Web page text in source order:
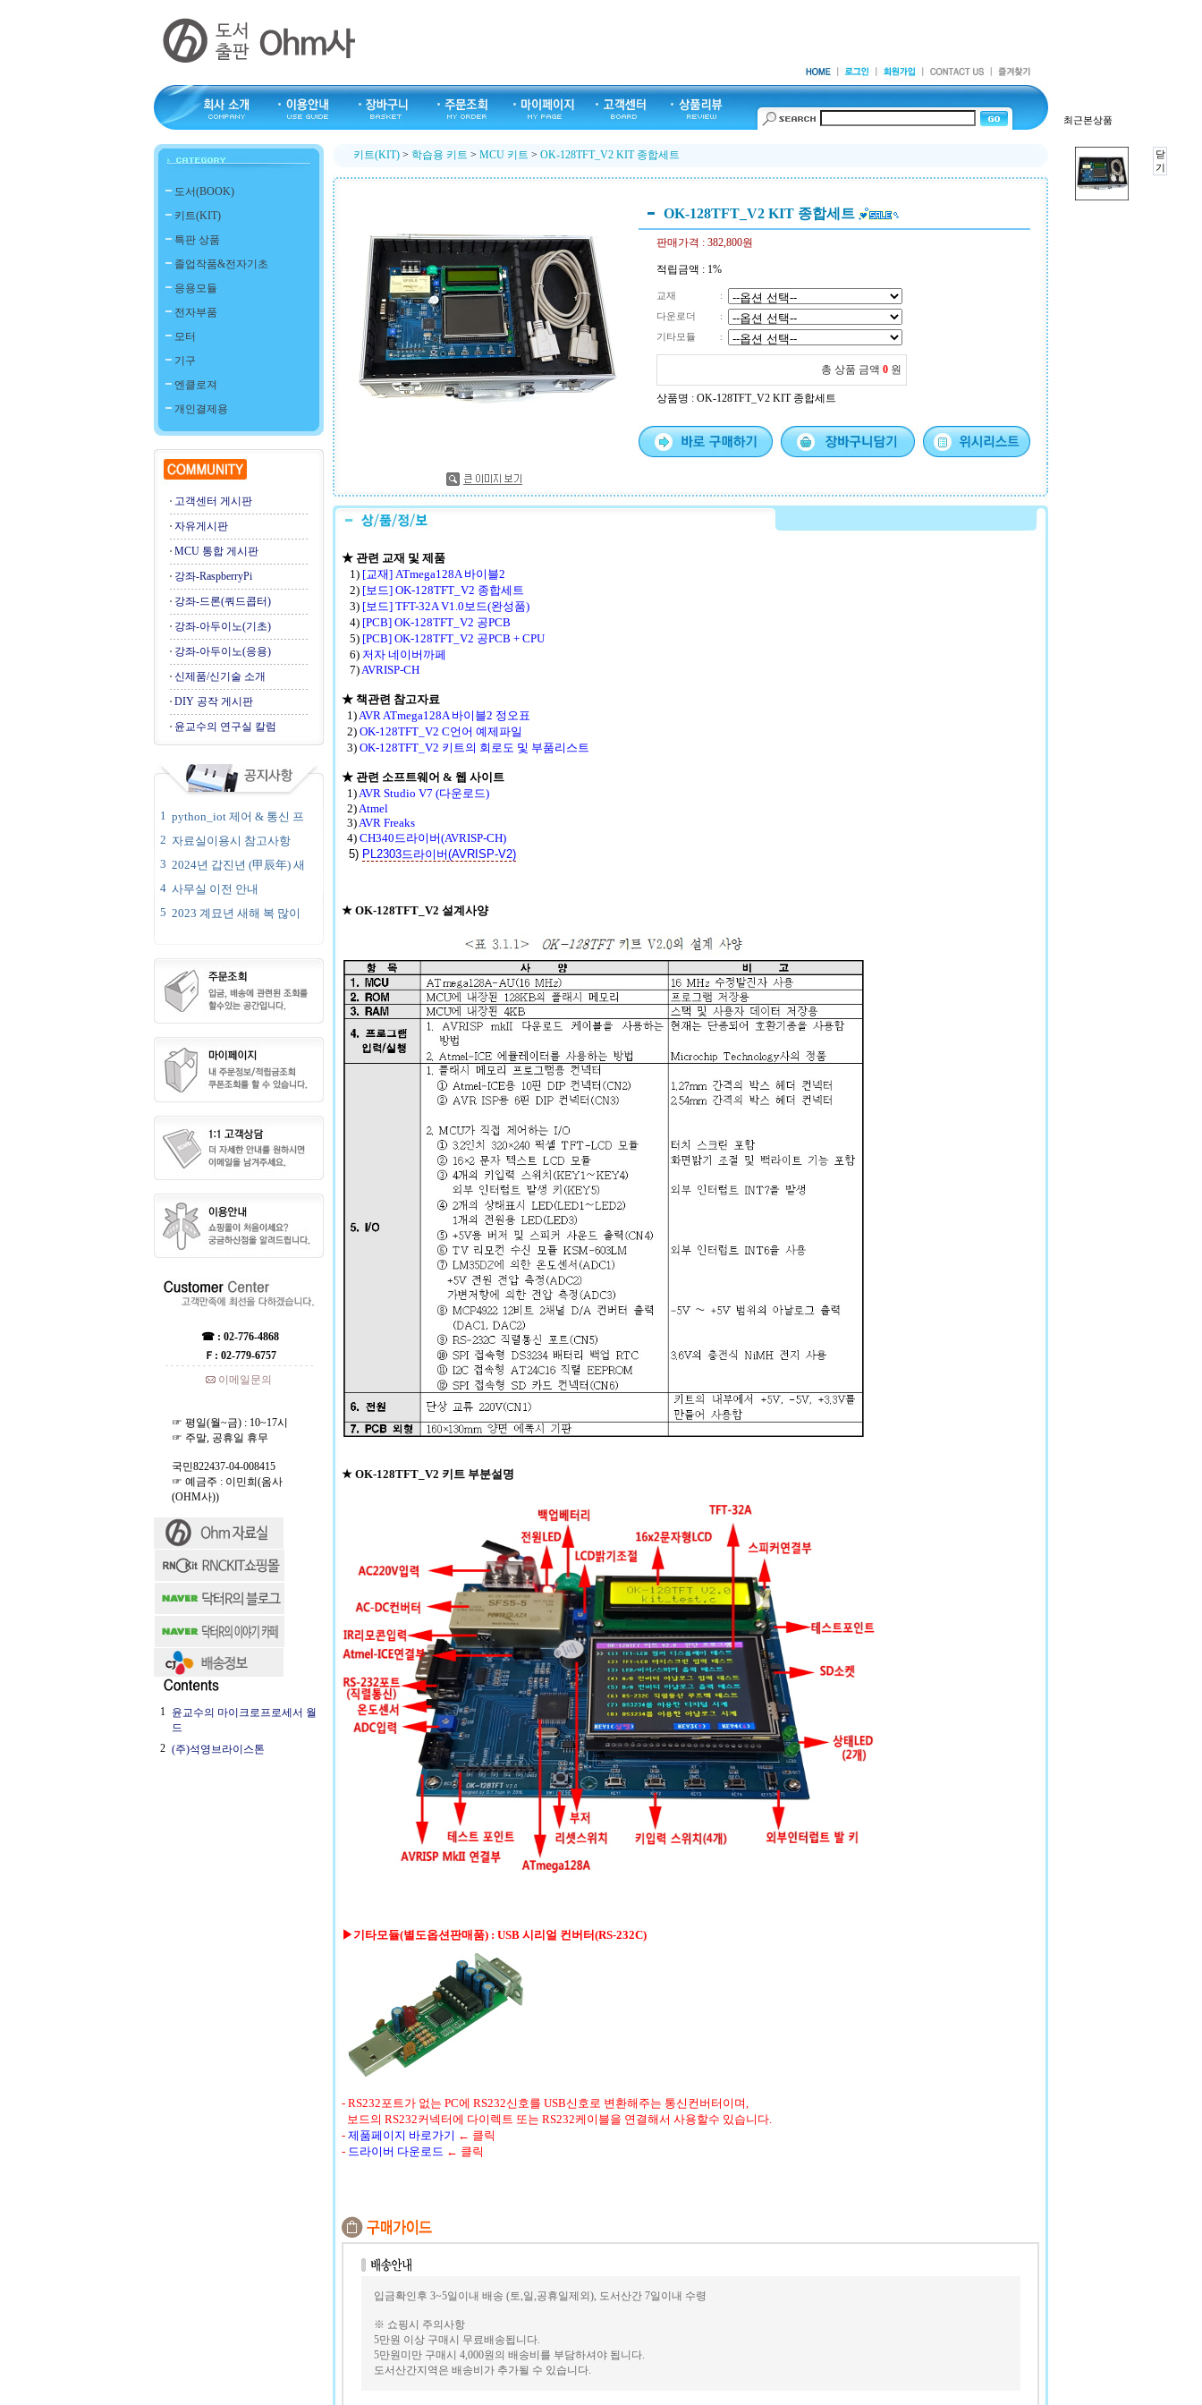
도서(BOOK)
키트(KIT)
특판 상품
졸업작품&전자기초
응용모듈
전자부품
모터
기구
엔클로져
개인결제용
고객센터 게시판
자유게시판
MCU 통합 게시판
강좌-RaspberryPi
강좌-드론(쿼드콥터)
강좌-아두이노(기초)
강좌-아두이노(응용)
신제품/신기술 소개
DIY 공작 게시판
윤교수의 연구실 칼럼
1 python_iot 제어 & 통신 프
2 자료실이용시 참고사항
3 2024년 갑진년 (甲辰年) 새
4 사무실 이전 안내
5 2023 계묘년 새해 복 많이
☎ : 02-776-4868
Ｆ: 02-779-6757
이메일문의
☞ 평일(월~금) : 10~17시
☞ 주말, 공휴일 휴무
국민822437-04-008415
☞ 예금주 : 이민희(옴사
(OHM사))
1 윤교수의 마이크로프로세서 월
드
2 (주)석영브라이스톤
키트(KIT) > 학습용 키트 > MCU 키트 > OK-128TFT_V2 KIT 종합세트
OK-128TFT_V2 KIT 종합세트
판매가격 : 382,800원
적립금액 : 1%
교재
:
다운로더
:
기타모듈
:
총 상품 금액 0 원
상품명 : OK-128TFT_V2 KIT 종합세트
★ 관련 교재 및 제품
1) [교재] ATmega128A 바이블2
2) [보드] OK-128TFT_V2 종합세트
3) [보드] TFT-32A V1.0보드(완성품)
4) [PCB] OK-128TFT_V2 공PCB
5) [PCB] OK-128TFT_V2 공PCB + CPU
6) 저자 네이버까페
7)AVRISP-CH
★ 책관련 참고자료
1)AVR ATmega128A 바이블2 정오표
2) OK-128TFT_V2 C언어 예제파일
3) OK-128TFT_V2 키트의 회로도 및 부품리스트
★ 관련 소프트웨어 & 웹 사이트
1)AVR Studio V7 (다운로드)
2)Atmel
3)AVR Freaks
4) CH340드라이버(AVRISP-CH)
5) PL2303드라이버(AVRISP-V2)
★ OK-128TFT_V2 설계사양
★ OK-128TFT_V2 키트 부분설명
▶기타모듈(별도옵션판매품) : USB 시리얼 컨버터(RS-232C)
- RS232포트가 없는 PC에 RS232신호를 USB신호로 변환해주는 통신컨버터이며,
보드의 RS232커넥터에 다이렉트 또는 RS232케이블을 연결해서 사용할수 있습니다.
- 제품페이지 바로가기 ← 클릭
- 드라이버 다운로드 ← 클릭
입금확인후 3~5일이내 배송 (토,일,공휴일제외), 도서산간 7일이내 수령
※ 쇼핑시 주의사항
5만원 이상 구매시 무료배송됩니다.
5만원미만 구매시 4,000원의 배송비를 부담하셔야 됩니다.
도서산간지역은 배송비가 추가될 수 있습니다.
최근본상품
닫
기